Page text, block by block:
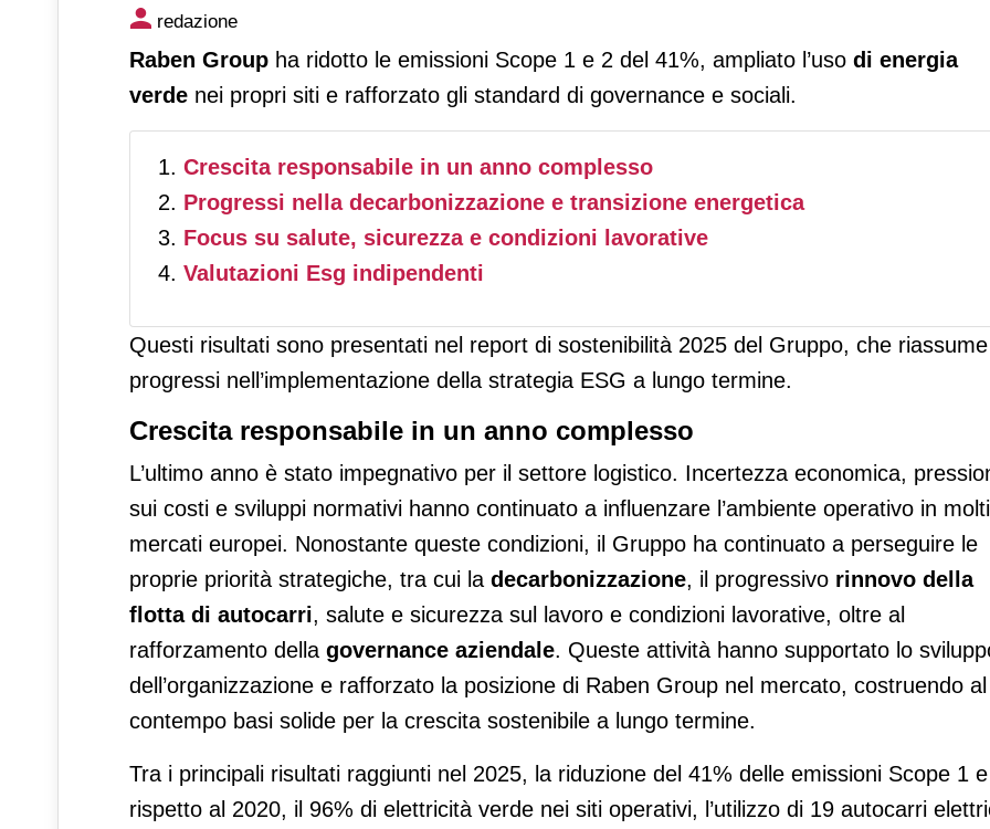
Raben Group riduce le emissioni del 41% e rafforza governance e
sostenibilità
redazione
Raben Group ha ridotto le emissioni Scope 1 e 2 del 41%, ampliato l’uso di energia
verde nei propri siti e rafforzato gli standard di governance e sociali.
Crescita responsabile in un anno complesso
Progressi nella decarbonizzazione e transizione energetica
Focus su salute, sicurezza e condizioni lavorative
Valutazioni Esg indipendenti
Questi risultati sono presentati nel report di sostenibilità 2025 del Gruppo, che
progressi nell’implementazione della strategia ESG a lungo termine.
Crescita responsabile in un anno complesso
L’ultimo anno è stato impegnativo per il settore logistico. Incertezza economica,
sui costi e sviluppi normativi hanno continuato a influenzare l’ambiente operativo in molti
mercati europei. Nonostante queste condizioni, il Gruppo ha continuato a perseguire le
proprie priorità strategiche, tra cui la decarbonizzazione, il progressivo rinnovo della
flotta di autocarri, salute e sicurezza sul lavoro e condizioni lavorative, oltre al
rafforzamento della governance aziendale. Queste attività hanno supportato lo
dell’organizzazione e rafforzato la posizione di Raben Group nel mercato, costruendo al
contempo basi solide per la crescita sostenibile a lungo termine.
Tra i principali risultati raggiunti nel 2025, la riduzione del 41% delle emissioni Scope 1
rispetto al 2020, il 96% di elettricità verde nei siti operativi, l’utilizzo di 19 autocarri